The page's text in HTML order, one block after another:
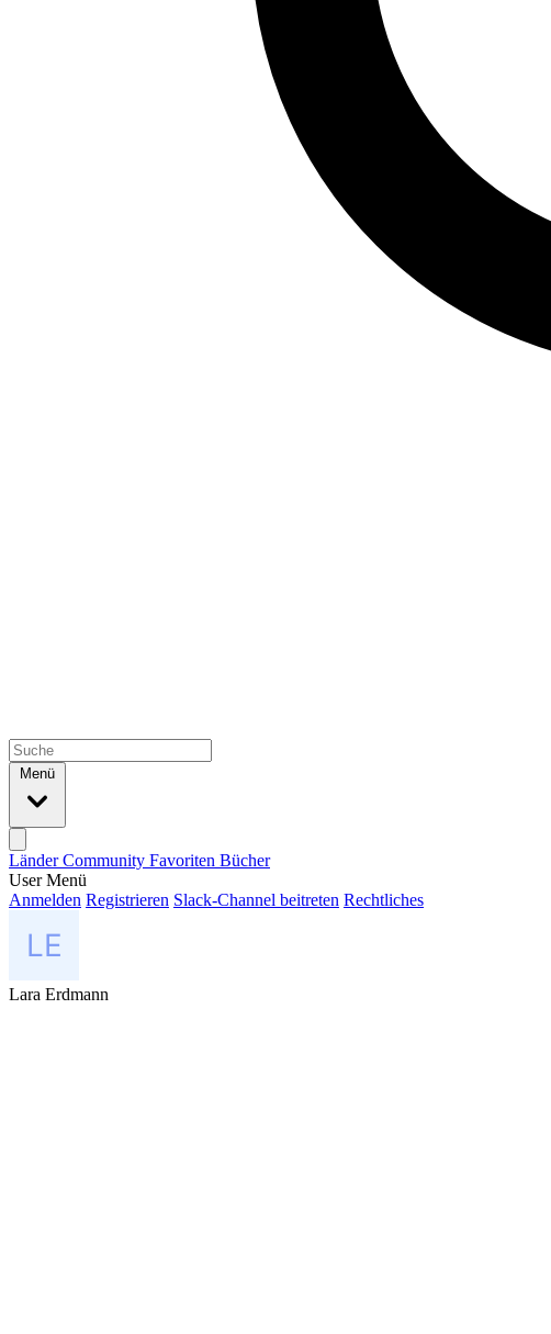
Menü
LänderCommunity Favoriten Bücher
User Menü
Anmelden Registrieren Slack-Channel beitreten Rechtliches
Lara Erdmann